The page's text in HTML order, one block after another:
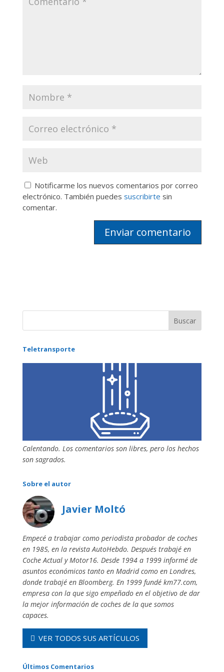
Notificarme los nuevos comentarios por correo
electrónico. También puedes suscribirte sin
comentar.
Teletransporte
Calentando. Los comentarios son libres, pero los hechos
son sagrados.
Sobre el autor
Javier Moltó
Empecé a trabajar como periodista probador de coches
en 1985, en la revista AutoHebdo. Después trabajé en
Coche Actual y Motor16. Desde 1994 a 1999 informé de
asuntos económicos tanto en Madrid como en Londres,
donde trabajé en Bloomberg. En 1999 fundé km77.com,
empresa con la que sigo empeñado en el objetivo de dar
la mejor información de coches de la que somos
capaces.
VER TODOS SUS ARTÍCULOS
Últimos Comentarios